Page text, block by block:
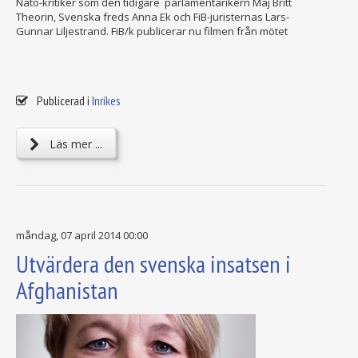
Theorin, Svenska freds Anna Ek och FiB-juristernas Lars-
Gunnar Liljestrand. FiB/k publicerar nu filmen från mötet
Publicerad i Inrikes
Läs mer ...
måndag, 07 april 2014 00:00
Utvärdera den svenska insatsen i
Afghanistan